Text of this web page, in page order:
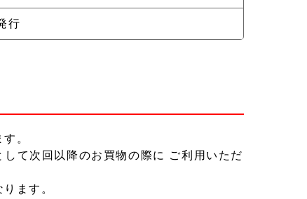
行
。
て次回以降のお買物の際に ご利用いただ
ます。